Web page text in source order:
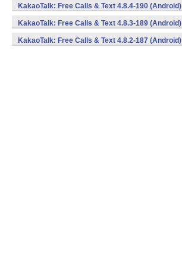
KakaoTalk: Free Calls & Text 4.8.4-190 (Android)
KakaoTalk: Free Calls & Text 4.8.3-189 (Android)
KakaoTalk: Free Calls & Text 4.8.2-187 (Android)